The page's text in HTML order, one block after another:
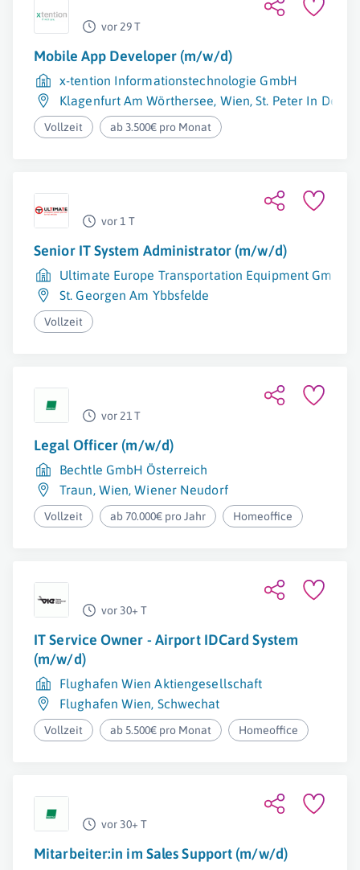
vor 29 T
Mobile App Developer (m/w/d)
x-tention Informationstechnologie GmbH
Klagenfurt Am Wörthersee, Wien,St. Peter In Der
Vollzeit ab 3.500€ pro Monat
vor 1 T
Senior IT System Administrator (m/w/d)
Ultimate Europe Transportation Equipment GmbH
St. Georgen Am Ybbsfelde
Vollzeit
vor 21 T
Legal Officer (m/w/d)
Bechtle GmbH Österreich
Traun, Wien,Wiener Neudorf
Vollzeit ab 70.000€ pro Jahr Homeoffice
vor 30+ T
IT Service Owner - Airport IDCard System
(m/w/d)
Flughafen Wien Aktiengesellschaft
Flughafen Wien, Schwechat
Vollzeit ab 5.500€ pro Monat Homeoffice
vor 30+ T
Mitarbeiter:in im Sales Support (m/w/d)